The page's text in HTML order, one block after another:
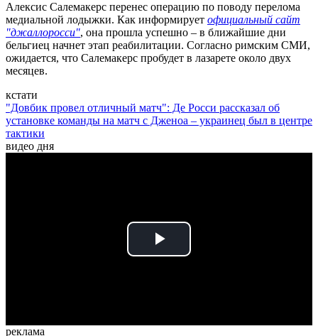
Алексис Салемакерс перенес операцию по поводу перелома
медиальной лодыжки. Как информирует официальный сайт
"джаллоросси", она прошла успешно – в ближайшие дни
бельгиец начнет этап реабилитации. Согласно римским СМИ,
ожидается, что Салемакерс пробудет в лазарете около двух
месяцев.
кстати
"Довбик провел отличный матч": Де Росси рассказал об
установке команды на матч с Дженоа – украинец был в центре
тактики
видео дня
Play
реклама